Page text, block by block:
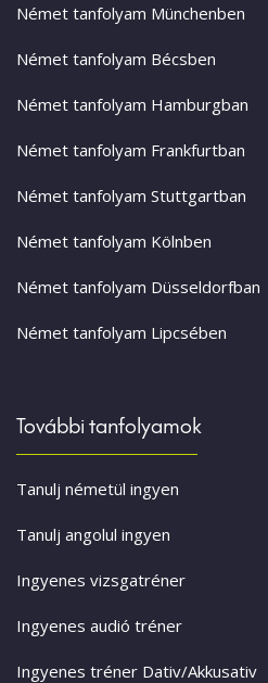
Német tanfolyam Münchenben
Német tanfolyam Bécsben
Német tanfolyam Hamburgban
Német tanfolyam Frankfurtban
Német tanfolyam Stuttgartban
Német tanfolyam Kölnben
Német tanfolyam Düsseldorfban
Német tanfolyam Lipcsében
További tanfolyamok
Tanulj németül ingyen
Tanulj angolul ingyen
Ingyenes vizsgatréner
Ingyenes audió tréner
Ingyenes tréner Dativ/Akkusativ